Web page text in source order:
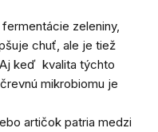
zeleniny,
chuť, ale je tiež
keď kvalita týchto
mikrobiomu je
artičok patria medzi